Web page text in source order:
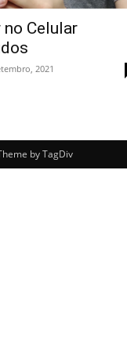
no Celular
2021
by TagDiv